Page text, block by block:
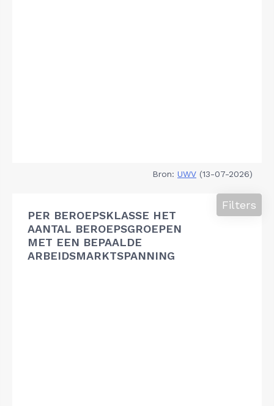
Bron: UWV (13-07-2026)
PER BEROEPSKLASSE HET
AANTAL BEROEPSGROEPEN
MET EEN BEPAALDE
ARBEIDSMARKTSPANNING
Filters